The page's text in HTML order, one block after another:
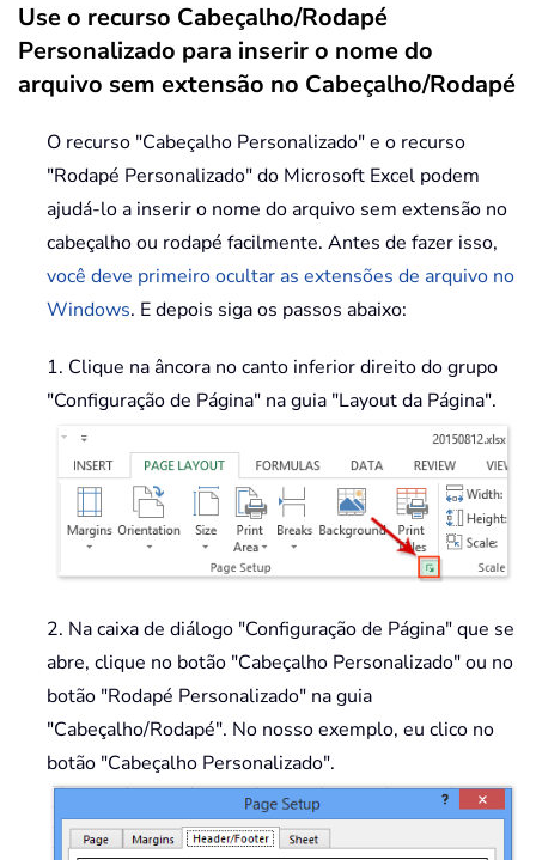
Use o recurso Cabeçalho/Rodapé
Personalizado para inserir o nome do
arquivo sem extensão no Cabeçalho/Rodapé
O recurso "Cabeçalho Personalizado" e o recurso
"Rodapé Personalizado" do Microsoft Excel podem
ajudá-lo a inserir o nome do arquivo sem extensão no
cabeçalho ou rodapé facilmente. Antes de fazer isso,
você deve primeiro ocultar as extensões de arquivo no
Windows. E depois siga os passos abaixo:
1. Clique na âncora no canto inferior direito do grupo
"Configuração de Página" na guia "Layout da Página".
2. Na caixa de diálogo "Configuração de Página" que se
abre, clique no botão "Cabeçalho Personalizado" ou no
botão "Rodapé Personalizado" na guia
"Cabeçalho/Rodapé". No nosso exemplo, eu clico no
botão "Cabeçalho Personalizado".